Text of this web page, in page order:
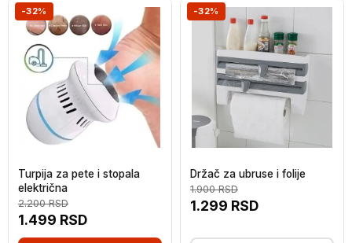
-32%
Turpija za pete i stopala
električna
1.499 RSD
2.200RSD
-32%
Držač za ubruse i folije
1.299 RSD
1.900RSD